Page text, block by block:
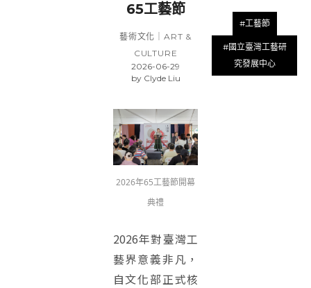
65工藝節
藝術文化｜ART &
CULTURE
2026-06-29
byClyde Liu
2026年65工藝節開幕
典禮
2026年對臺灣工
藝界意義非凡，
自文化部正式核
#工藝節
#國立臺灣工藝研
究發展中心